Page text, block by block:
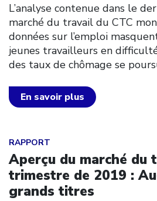
L’analyse contenue dans le
marché du travail du CTC
données sur l’emploi
jeunes travailleurs en
des taux de chômage se
En savoir plus
RAPPORT
Aperçu du marché du
trimestre de 2019 :
grands titres
Click to open the link